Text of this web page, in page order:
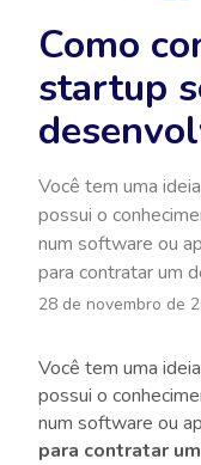
Como
startup
Você tem uma
possui o
num software ou
para contratar um
28 de novembro de
Você tem uma
possui o
num software ou
para contratar